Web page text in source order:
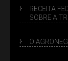
RECEITA
SOBRE A
O